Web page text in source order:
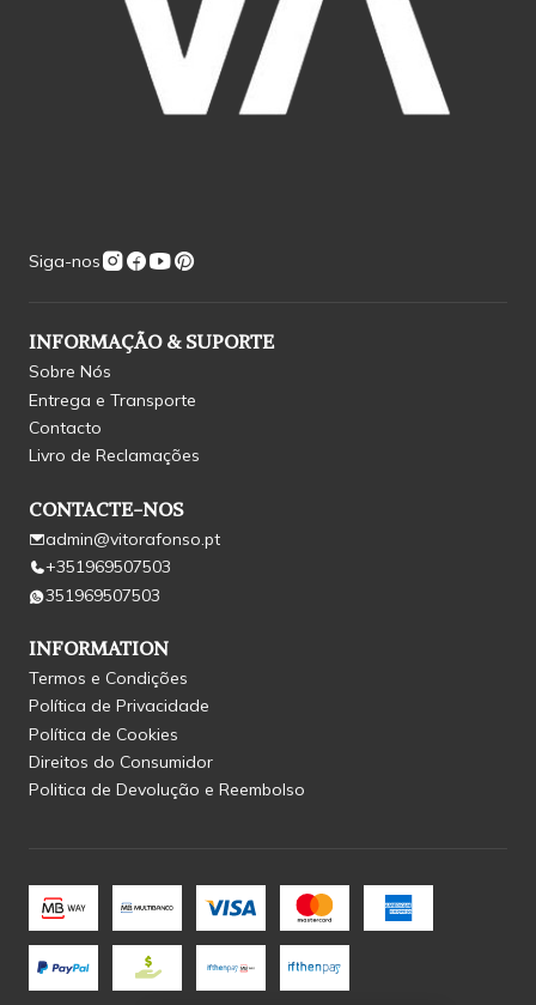
Siga-nos
INFORMAÇÃO & SUPORTE
Sobre Nós
Entrega e Transporte
Contacto
Livro de Reclamações
CONTACTE-NOS
admin@vitorafonso.pt
+351969507503
351969507503
INFORMATION
Termos e Condições
Política de Privacidade
Política de Cookies
Direitos do Consumidor
Politica de Devolução e Reembolso